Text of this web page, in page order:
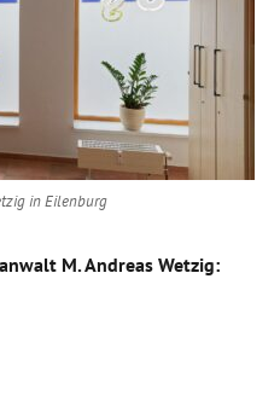
in Eilenburg
M. Andreas Wetzig: